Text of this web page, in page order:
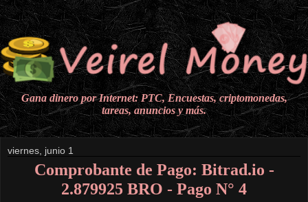
Gana dinero por Internet: PTC, Encuestas, criptomonedas,
tareas, anuncios y más.
viernes, junio 1
Comprobante de Pago: Bitrad.io -
2.879925 BRO - Pago N° 4